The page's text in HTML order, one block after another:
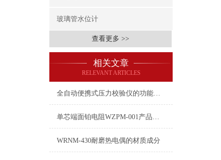
玻璃管水位计
查看更多 >>
相关文章
RELEVANT ARTICLES
全自动便携式压力校验仪的功能特点
单芯端面铂电阻WZPM-001产品介绍
WRNM-430耐磨热电偶的材质成分